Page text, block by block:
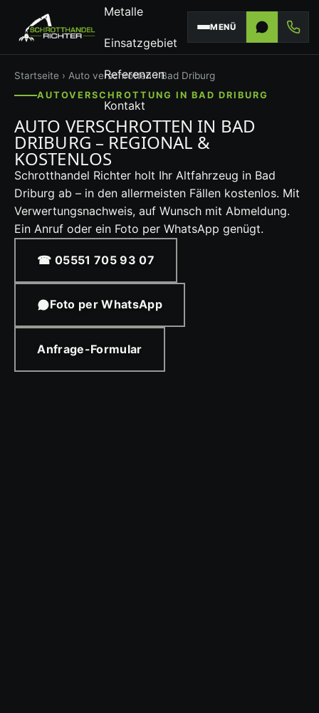
Metalle
Einsatzgebiet
Referenzen
Kontakt
MENÜ
Startseite › Auto verschrotten› Bad Driburg
AUTOVERSCHROTTUNG IN BAD DRIBURG
AUTO VERSCHROTTEN IN BAD
DRIBURG – REGIONAL &
KOSTENLOS
Schrotthandel Richter holt Ihr Altfahrzeug in Bad
Driburg ab – in den allermeisten Fällen kostenlos. Mit
Verwertungsnachweis, auf Wunsch mit Abmeldung.
Ein Anruf oder ein Foto per WhatsApp genügt.
☎ 05551 705 93 07
Foto per WhatsApp
Anfrage-Formular